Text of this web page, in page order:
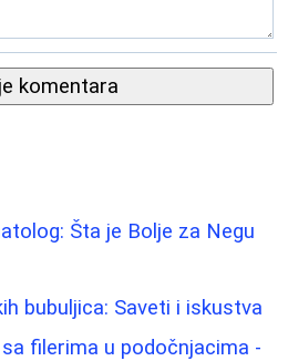
komentara
Šta je Bolje za Negu
bubuljica: Saveti i iskustva
filerima u podočnjacima -